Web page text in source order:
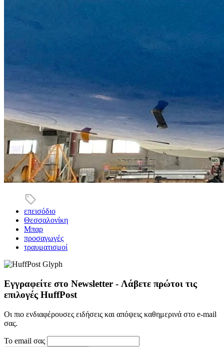
επεισόδιο
Θεσσαλονίκη
Μπαρ
προσαγωγές
τραυματισμοί
Εγγραφείτε στο Newsletter - Λάβετε πρώτοι τις
επιλογές HuffPost
Οι πιο ενδιαφέρουσες ειδήσεις και απόψεις καθημερινά στο e-mail
σας.
Το email σας